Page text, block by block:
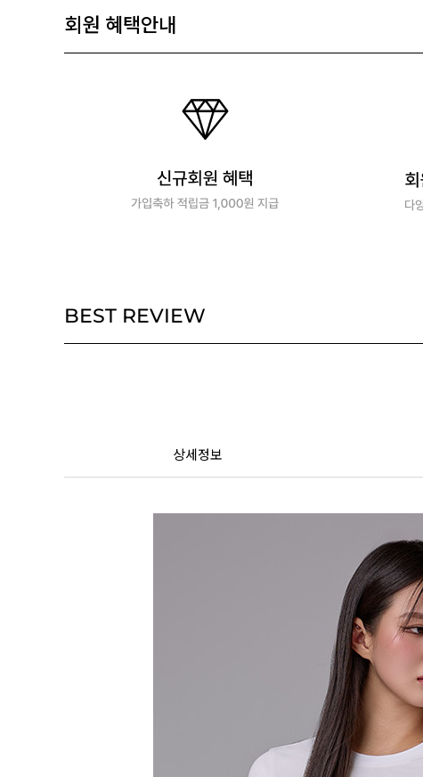
회원 혜택안내
BEST REVIEW
상세정보